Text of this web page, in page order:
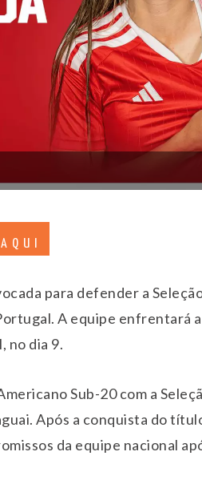
para defender a
A equipe enfrentará
no dia 9.
Sub-20 com a
Após a conquista do
da equipe nacional